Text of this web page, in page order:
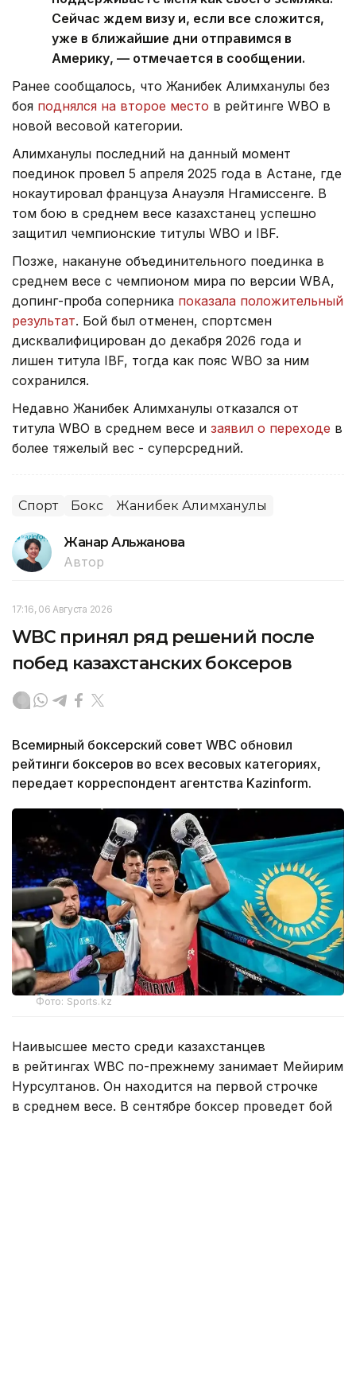
Сейчас ждем визу и, если все сложится,
уже в ближайшие дни отправимся в
Америку, — отмечается в сообщении.
Ранее сообщалось, что Жанибек Алимханулы без
боя поднялся на второе место в рейтинге WBO в
новой весовой категории.
Алимханулы последний на данный момент
поединок провел 5 апреля 2025 года в Астане, где
нокаутировал француза Анауэля Нгамиссенге. В
том бою в среднем весе казахстанец успешно
защитил чемпионские титулы WBO и IBF.
Позже, накануне объединительного поединка в
среднем весе с чемпионом мира по версии WBA,
допинг-проба соперника показала положительный
результат. Бой был отменен, спортсмен
дисквалифицирован до декабря 2026 года и
лишен титула IBF, тогда как пояс WBO за ним
сохранился.
Недавно Жанибек Алимханулы отказался от
титула WBO в среднем весе и заявил о переходе в
более тяжелый вес - суперсредний.
Спорт Бокс Жанибек Алимханулы
Жанар Альжанова
Автор
17:16, 06 Августа 2026
WBC принял ряд решений после
побед казахстанских боксеров
Всемирный боксерский совет WBC обновил
рейтинги боксеров во всех весовых категориях,
передает корреспондент агентства Kazinform.
Фото: Sports.kz
Наивысшее место среди казахстанцев
в рейтингах WBC по-прежнему занимает Мейирим
Нурсултанов. Он находится на первой строчке
в среднем весе. В сентябре боксер проведет бой